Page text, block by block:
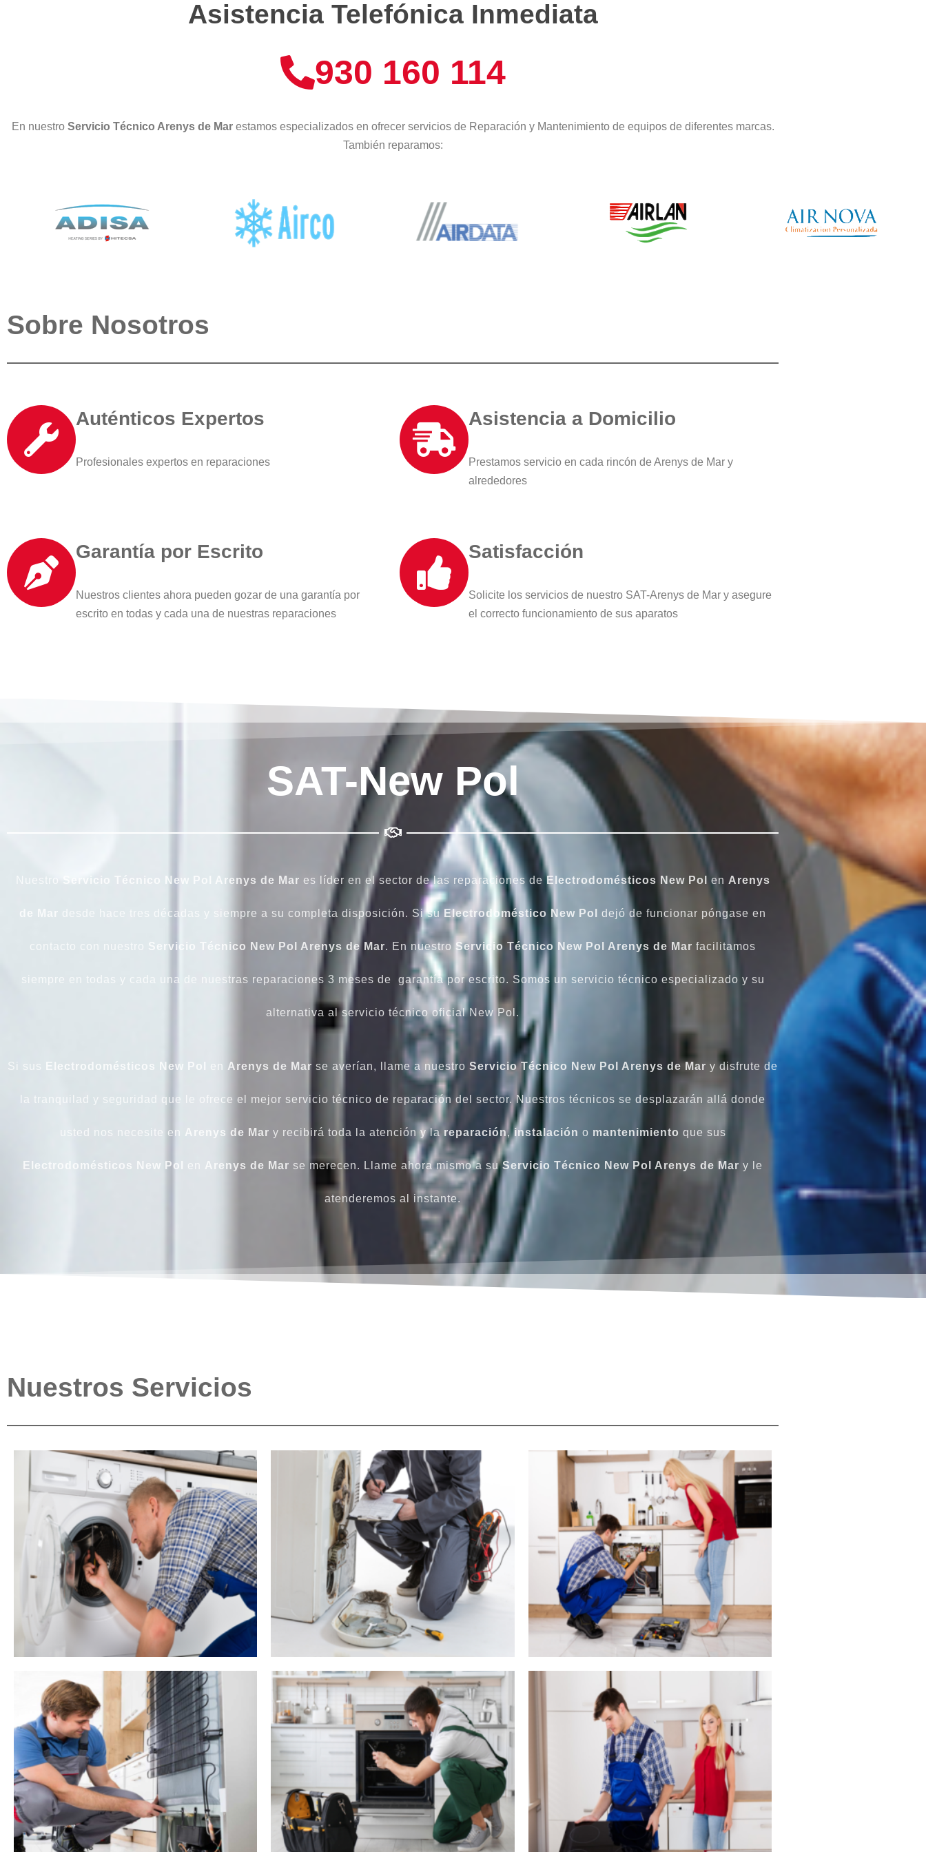
Asistencia Telefónica Inmediata
930 160 114
En nuestro Servicio Técnico Arenys de Mar estamos especializados en ofrecer servicios de Reparación y Mantenimiento de equipos de diferentes marcas.
También reparamos:
Sobre Nosotros
Auténticos Expertos
Profesionales expertos en reparaciones
Asistencia a Domicilio
Prestamos servicio en cada rincón de Arenys de Mar y
alrededores
Garantía por Escrito
Nuestros clientes ahora pueden gozar de una garantía por
escrito en todas y cada una de nuestras reparaciones
Satisfacción
Solicite los servicios de nuestro SAT-Arenys de Mar y asegure
el correcto funcionamiento de sus aparatos
SAT-New Pol
Nuestro Servicio Técnico New Pol Arenys de Mar es líder en el sector de las reparaciones deElectrodomésticos New Pol en Arenys
de Mar desde hace tres décadas y siempre a su completa disposición. Si su Electrodoméstico New Pol dejó de funcionar póngase en
contacto con nuestro Servicio Técnico New Pol Arenys de Mar. En nuestro Servicio Técnico New Pol Arenys de Mar facilitamos
siempre en todas y cada una de nuestras reparaciones 3 meses de garantía por escrito. Somos un servicio técnico especializado y su
alternativa al servicio técnico oficial New Pol.
Si sus Electrodomésticos New Pol en Arenys de Mar se averían, llame a nuestro Servicio Técnico New Pol Arenys de Mar y disfrute de
la tranquilad y seguridad que le ofrece el mejor servicio técnico de reparación del sector. Nuestros técnicos se desplazarán allá donde
usted nos necesite en Arenys de Mar y recibirá toda la atención y la reparación,instalación o mantenimiento que sus
Electrodomésticos New Pol en Arenys de Mar se merecen. Llame ahora mismo a suServicio Técnico New Pol Arenys de Mar y le
atenderemos al instante.
Nuestros Servicios